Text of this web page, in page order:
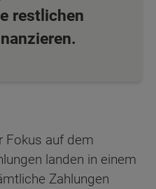
restlichen
Fokus auf dem
landen in einem
Zahlungen